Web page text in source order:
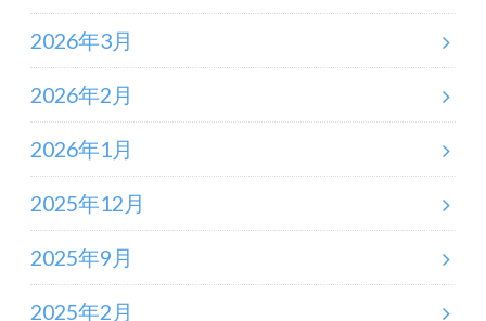
2026年3月
2026年2月
2026年1月
2025年12月
2025年9月
2025年2月